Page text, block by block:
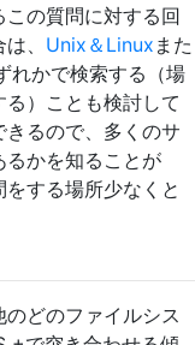
の質問に対する回
、 Unix＆Linux また
れかで検索する（場
）ことも検討して
きるので、多くのサ
るかを知ることが
する場所少なくと
どのファイルシス